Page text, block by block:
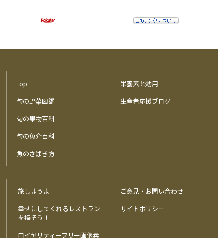
Top
旬の野菜図鑑
旬の果物百科
旬の魚介百科
魚のさばき方
栄養素と効用
生産者応援ブログ
旅しようよ
幸せにしてくれるレストラン
を探そう！
ロイヤリティーフリー画像素
ご意見・お問い合わせ
サイトポリシー